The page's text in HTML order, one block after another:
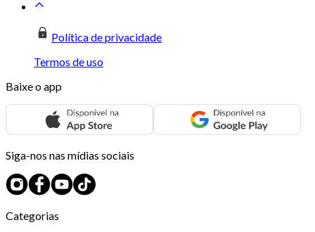
Política de privacidade
Termos de uso
Baixe o app
Siga-nos nas mídias sociais
Categorias